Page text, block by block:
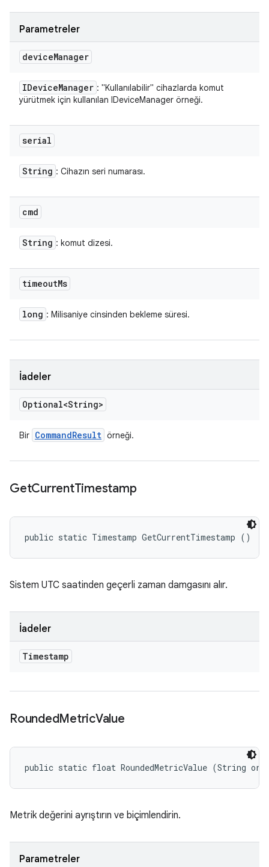
Parametreler
deviceManager
IDeviceManager : "Kullanılabilir" cihazlarda komut
yürütmek için kullanılan IDeviceManager örneği.
serial
String : Cihazın seri numarası.
cmd
String : komut dizesi.
timeoutMs
long : Milisaniye cinsinden bekleme süresi.
İadeler
Optional<String>
Bir CommandResult örneği.
GetCurrentTimestamp
public static Timestamp GetCurrentTimestamp ()
Sistem UTC saatinden geçerli zaman damgasını alır.
İadeler
Timestamp
RoundedMetricValue
public static float RoundedMetricValue (String
Metrik değerini ayrıştırın ve biçimlendirin.
Parametreler